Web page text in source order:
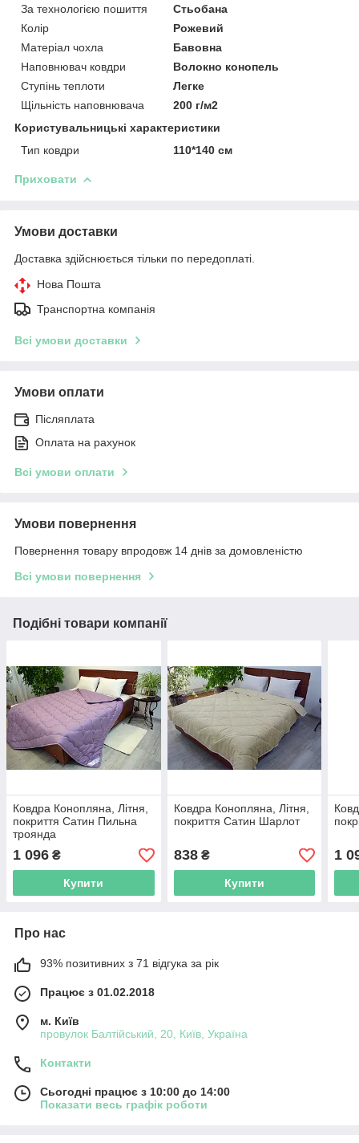
За технологією пошиття
Стьобана
Колір
Рожевий
Матеріал чохла
Бавовна
Наповнювач ковдри
Волокно конопель
Ступінь теплоти
Легке
Щільність наповнювача
200 г/м2
Користувальницькі характеристики
Тип ковдри
110*140 см
Приховати
Умови доставки
Доставка здійснюється тільки по передоплаті.
Нова Пошта
Транспортна компанія
Всі умови доставки
Умови оплати
Післяплата
Оплата на рахунок
Всі умови оплати
Умови повернення
Повернення товару впродовж 14 днів за домовленістю
Всі умови повернення
Подібні товари компанії
Ковдра Конопляна, Літня,
покриття Сатин Пильна
троянда
1 096 ₴
Купити
Ковдра Конопляна, Літня,
покриття Сатин Шарлот
838₴
Купити
1
Про нас
93% позитивних з 71 відгука за рік
Працює з 01.02.2018
м. Київ
провулок Балтійський, 20, Київ, Україна
Контакти
Сьогодні працює з 10:00 до 14:00
Показати весь графік роботи